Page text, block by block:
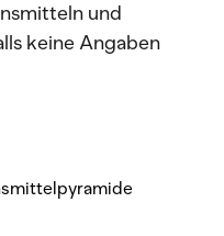
und
keine Angaben